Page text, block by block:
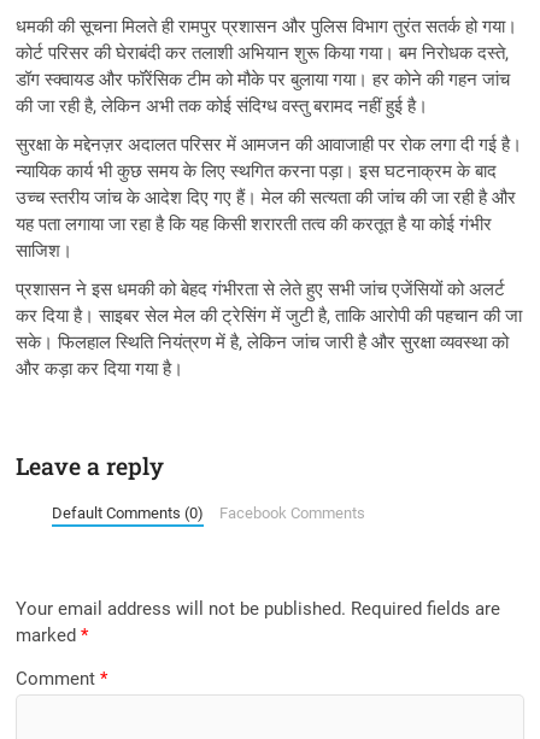
धमकी की सूचना मिलते ही रामपुर प्रशासन और पुलिस विभाग तुरंत सतर्क हो गया।
कोर्ट परिसर की घेराबंदी कर तलाशी अभियान शुरू किया गया। बम निरोधक दस्ते,
डॉग स्क्वायड और फॉरेंसिक टीम को मौके पर बुलाया गया। हर कोने की गहन जांच
की जा रही है, लेकिन अभी तक कोई संदिग्ध वस्तु बरामद नहीं हुई है।
सुरक्षा के मद्देनज़र अदालत परिसर में आमजन की आवाजाही पर रोक लगा दी गई है।
न्यायिक कार्य भी कुछ समय के लिए स्थगित करना पड़ा। इस घटनाक्रम के बाद
उच्च स्तरीय जांच के आदेश दिए गए हैं। मेल की सत्यता की जांच की जा रही है और
यह पता लगाया जा रहा है कि यह किसी शरारती तत्व की करतूत है या कोई गंभीर
साजिश।
प्रशासन ने इस धमकी को बेहद गंभीरता से लेते हुए सभी जांच एजेंसियों को अलर्ट
कर दिया है। साइबर सेल मेल की ट्रेसिंग में जुटी है, ताकि आरोपी की पहचान की जा
सके। फिलहाल स्थिति नियंत्रण में है, लेकिन जांच जारी है और सुरक्षा व्यवस्था को
और कड़ा कर दिया गया है।
Leave a reply
Default Comments (0) Facebook Comments
Your email address will not be published. Required fields are
marked*
Comment*